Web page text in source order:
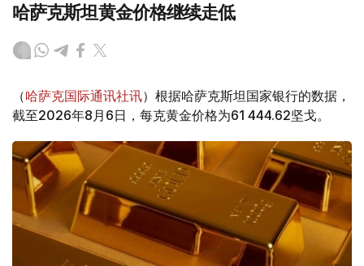
哈萨克斯坦黄金价格继续走低
（哈萨克国际通讯社讯）根据哈萨克斯坦国家银行的数据，
截至2026年8月6日，每克黄金价格为61 444.62坚戈。